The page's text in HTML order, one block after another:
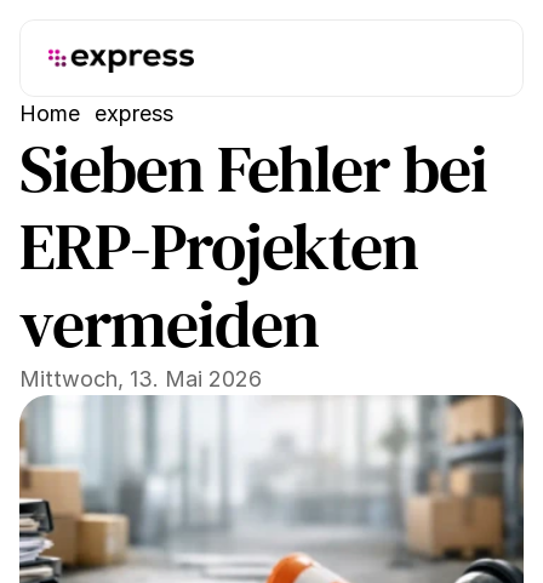
Home express
Sieben Fehler bei
ERP-Projekten
vermeiden
Mittwoch, 13. Mai 2026